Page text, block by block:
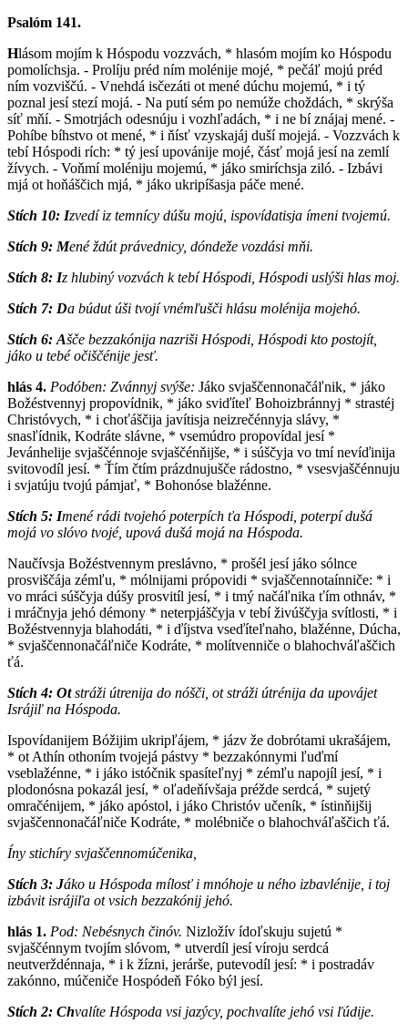
Psalóm 141.
Hlásom mojím k Hóspodu vozzvách, * hlasóm mojím ko Hóspodu
pomolíchsja. - Prolíju préd ním molénije mojé, * pečáľ mojú préd
ním vozviščú. - Vnehdá isčezáti ot mené dúchu mojemú, * i tý
poznal jesí stezí mojá. - Na putí sém po nemúže choždách, * skrýša
síť mňí. - Smotrjách odesnúju i vozhľadách, * i ne bí znájaj mené. -
Pohíbe bíhstvo ot mené, * i ňísť vzyskajáj duší mojejá. - Vozzvách k
tebí Hóspodi rích: * tý jesí upovánije mojé, čásť mojá jesí na zemlí
žívych. - Voňmí moléniju mojemú, * jáko smiríchsja ziló. - Izbávi
mjá ot hoňáščich mjá, * jáko ukripíšasja páče mené.
Stích 10: Izvedí iz temnícy dúšu mojú, ispovídatisja ímeni tvojemú.
Stích 9: Mené ždút právednicy, dóndeže vozdási mňi.
Stích 8: Iz hlubiný vozvách k tebí Hóspodi, Hóspodi uslýši hlas moj.
Stích 7: Da búdut úši tvojí vnémľušči hlásu molénija mojehó.
Stích 6: Ašče bezzakónija nazriši Hóspodi, Hóspodi kto postojít,
jáko u tebé očiščénije jesť.
hlás 4. Podóben: Zvánnyj svýše: Jáko svjaščennonačáľnik, * jáko
Božéstvennyj propovídnik, * jáko sviďíteľ Bohoizbránnyj * strastéj
Christóvych, * i choťáščija javítisja neizrečénnyja slávy, *
snasľídnik, Kodráte slávne, * vsemúdro propovídal jesí *
Jevánhelije svjaščénnoje svjaščénňijše, * i súščyja vo tmí nevíďinija
svitovodíl jesí. * Ťím čtím prázdnujušče rádostno, * vsesvjaščénnuju
i svjatúju tvojú pámjať, * Bohonóse blažénne.
Stích 5: Imené rádi tvojehó poterpích ťa Hóspodi, poterpí dušá
mojá vo slóvo tvojé, upová dušá mojá na Hóspoda.
Naučívsja Božéstvennym preslávno, * prošél jesí jáko sólnce
prosviščája zémľu, * mólnijami própovidi * svjaščennotaínniče: * i
vo mráci súščyja dúšy prosvitíl jesí, * i tmý načáľnika ťím othnáv, *
i mráčnyja jehó démony * neterpjáščyja v tebí živúščyja svítlosti, * i
Božéstvennyja blahodáti, * i ďíjstva vseďíteľnaho, blažénne, Dúcha,
* svjaščennonačáľniče Kodráte, * molítvenniče o blahochváľaščich
ťá.
Stích 4: Ot stráži útrenija do nóšči, ot stráži útrénija da upovájet
Isrájiľ na Hóspoda.
Ispovídanijem Bóžijim ukripľájem, * jázv že dobrótami ukrašájem,
* ot Athín othoním tvojejá pástvy * bezzakónnymi ľuďmí
vseblažénne, * i jáko istóčnik spasíteľnyj * zémľu napojíl jesí, * i
plodonósna pokazál jesí, * oľadeňívšaja préžde serdcá, * sujetý
omračénijem, * jáko apóstol, i jáko Christóv učeník, * ístinňijšij
svjaščennonačáľniče Kodráte, * molébniče o blahochváľaščich ťá.
Íny stichíry svjaščennomúčenika,
Stích 3: Jáko u Hóspoda mílosť i mnóhoje u ného izbavlénije, i toj
izbávit isrájiľa ot vsich bezzakónij jehó.
hlás 1. Pod: Nebésnych činóv. Nizložív ídoľskuju sujetú *
svjaščénnym tvojím slóvom, * utverdíl jesí víroju serdcá
neutverždénnaja, * i k žízni, jerárše, putevodíl jesí: * i postradáv
zakónno, múčeniče Hospódeň Fóko býl jesí.
Stích 2: Chvalíte Hóspoda vsi jazýcy, pochvalíte jehó vsi ľúdije.